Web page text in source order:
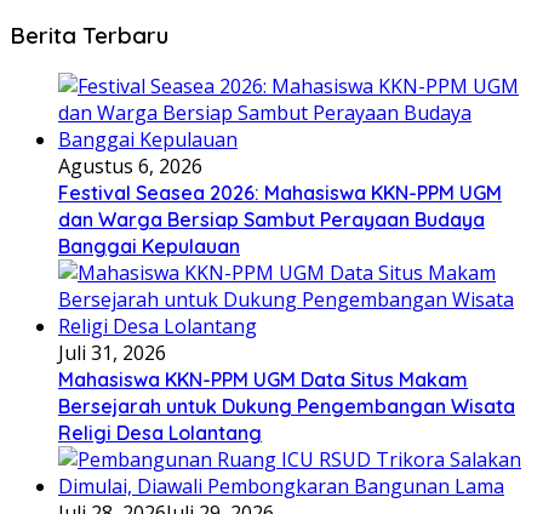
Berita Terbaru
Agustus 6, 2026
Festival Seasea 2026: Mahasiswa KKN-PPM UGM
dan Warga Bersiap Sambut Perayaan Budaya
Banggai Kepulauan
Juli 31, 2026
Mahasiswa KKN-PPM UGM Data Situs Makam
Bersejarah untuk Dukung Pengembangan Wisata
Religi Desa Lolantang